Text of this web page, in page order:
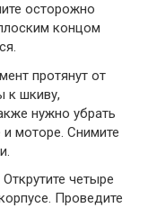
осторожно
концом
протянут от
к шкиву,
нужно убрать
моторе. Снимите
четыре
Проведите